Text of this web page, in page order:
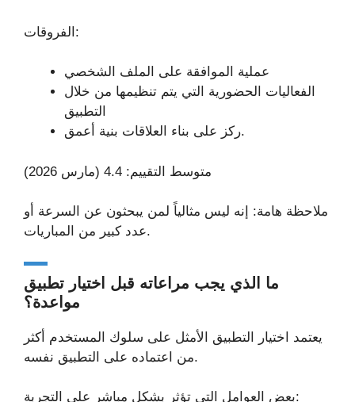
الفروقات:
عملية الموافقة على الملف الشخصي
الفعاليات الحضورية التي يتم تنظيمها من خلال
التطبيق
ركز على بناء العلاقات بنية أعمق.
متوسط التقييم: 4.4 (مارس 2026)
ملاحظة هامة: إنه ليس مثالياً لمن يبحثون عن السرعة أو
عدد كبير من المباريات.
ما الذي يجب مراعاته قبل اختيار تطبيق
مواعدة؟
يعتمد اختيار التطبيق الأمثل على سلوك المستخدم أكثر
من اعتماده على التطبيق نفسه.
بعض العوامل التي تؤثر بشكل مباشر على التجربة: